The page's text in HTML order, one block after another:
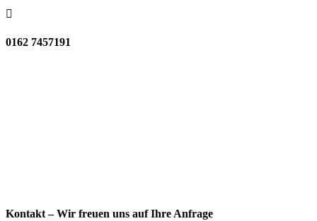

0162 7457191
Kontakt – Wir freuen uns auf Ihre Anfrage